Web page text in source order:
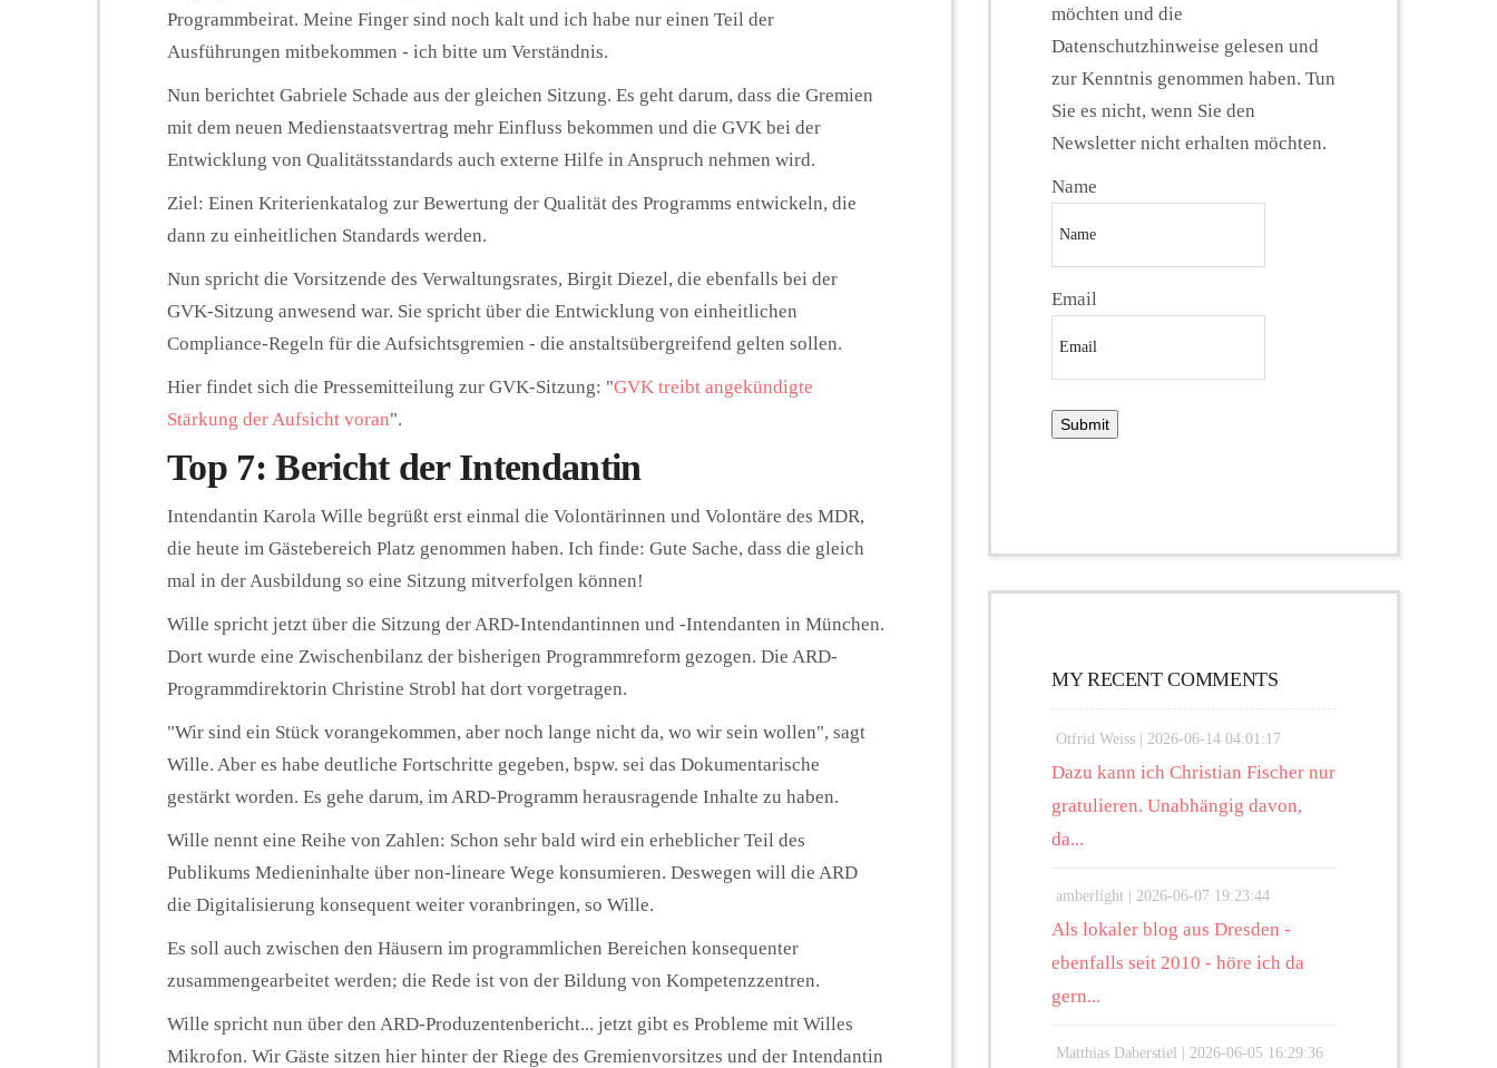
Programmbeirat. Meine Finger sind noch kalt und ich habe nur einen Teil der
Ausführungen mitbekommen - ich bitte um Verständnis.
Nun berichtet Gabriele Schade aus der gleichen Sitzung. Es geht darum, dass die Gremien
mit dem neuen Medienstaatsvertrag mehr Einfluss bekommen und die GVK bei der
Entwicklung von Qualitätsstandards auch externe Hilfe in Anspruch nehmen wird.
Ziel: Einen Kriterienkatalog zur Bewertung der Qualität des Programms entwickeln, die
dann zu einheitlichen Standards werden.
Nun spricht die Vorsitzende des Verwaltungsrates, Birgit Diezel, die ebenfalls bei der
GVK-Sitzung anwesend war. Sie spricht über die Entwicklung von einheitlichen
Compliance-Regeln für die Aufsichtsgremien - die anstaltsübergreifend gelten sollen.
Hier findet sich die Pressemitteilung zur GVK-Sitzung: "GVK treibt angekündigte
Stärkung der Aufsicht voran".
Top 7: Bericht der Intendantin
Intendantin Karola Wille begrüßt erst einmal die Volontärinnen und Volontäre des MDR,
die heute im Gästebereich Platz genommen haben. Ich finde: Gute Sache, dass die gleich
mal in der Ausbildung so eine Sitzung mitverfolgen können!
Wille spricht jetzt über die Sitzung der ARD-Intendantinnen und -Intendanten in München.
Dort wurde eine Zwischenbilanz der bisherigen Programmreform gezogen. Die ARD-
Programmdirektorin Christine Strobl hat dort vorgetragen.
"Wir sind ein Stück vorangekommen, aber noch lange nicht da, wo wir sein wollen", sagt
Wille. Aber es habe deutliche Fortschritte gegeben, bspw. sei das Dokumentarische
gestärkt worden. Es gehe darum, im ARD-Programm herausragende Inhalte zu haben.
Wille nennt eine Reihe von Zahlen: Schon sehr bald wird ein erheblicher Teil des
Publikums Medieninhalte über non-lineare Wege konsumieren. Deswegen will die ARD
die Digitalisierung konsequent weiter voranbringen, so Wille.
Es soll auch zwischen den Häusern im programmlichen Bereichen konsequenter
zusammengearbeitet werden; die Rede ist von der Bildung von Kompetenzzentren.
Wille spricht nun über den ARD-Produzentenbericht... jetzt gibt es Probleme mit Willes
Mikrofon. Wir Gäste sitzen hier hinter der Riege des Gremienvorsitzes und der Intendantin
möchten und die
Datenschutzhinweise gelesen und
zur Kenntnis genommen haben. Tun
Sie es nicht, wenn Sie den
Newsletter nicht erhalten möchten.
Name
Email
MY RECENT COMMENTS
Otfrid Weiss | 2026-06-14 04:01:17
Dazu kann ich Christian Fischer nur
gratulieren. Unabhängig davon,
da...
amberlight | 2026-06-07 19:23:44
Als lokaler blog aus Dresden -
ebenfalls seit 2010 - höre ich da
gern...
Matthias Daberstiel | 2026-06-05 16:29:36